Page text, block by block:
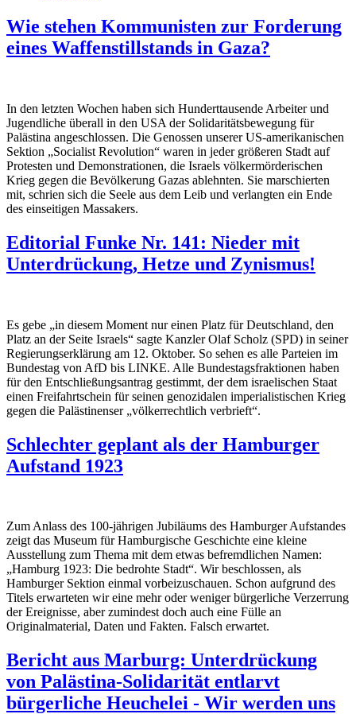
Wie stehen Kommunisten zur Forderung
eines Waffenstillstands in Gaza?
In den letzten Wochen haben sich Hunderttausende Arbeiter und
Jugendliche überall in den USA der Solidaritätsbewegung für
Palästina angeschlossen. Die Genossen unserer US-amerikanischen
Sektion „Socialist Revolution“ waren in jeder größeren Stadt auf
Protesten und Demonstrationen, die Israels völkermörderischen
Krieg gegen die Bevölkerung Gazas ablehnten. Sie marschierten
mit, schrien sich die Seele aus dem Leib und verlangten ein Ende
des einseitigen Massakers.
Editorial Funke Nr. 141: Nieder mit
Unterdrückung, Hetze und Zynismus!
Es gebe „in diesem Moment nur einen Platz für Deutschland, den
Platz an der Seite Israels“ sagte Kanzler Olaf Scholz (SPD) in seiner
Regierungserklärung am 12. Oktober. So sehen es alle Parteien im
Bundestag von AfD bis LINKE. Alle Bundestagsfraktionen haben
für den Entschließungsantrag gestimmt, der dem israelischen Staat
einen Freifahrtschein für seinen genozidalen imperialistischen Krieg
gegen die Palästinenser „völkerrechtlich verbrieft“.
Schlechter geplant als der Hamburger
Aufstand 1923
Zum Anlass des 100-jährigen Jubiläums des Hamburger Aufstandes
zeigt das Museum für Hamburgische Geschichte eine kleine
Ausstellung zum Thema mit dem etwas befremdlichen Namen:
„Hamburg 1923: Die bedrohte Stadt“. Wir beschlossen, als
Hamburger Sektion einmal vorbeizuschauen. Schon aufgrund des
Titels erwarteten wir eine mehr oder weniger bürgerliche Verzerrung
der Ereignisse, aber zumindest doch auch eine Fülle an
Originalmaterial, Daten und Fakten. Falsch erwartet.
Bericht aus Marburg: Unterdrückung
von Palästina-Solidarität entlarvt
bürgerliche Heuchelei - Wir werden uns